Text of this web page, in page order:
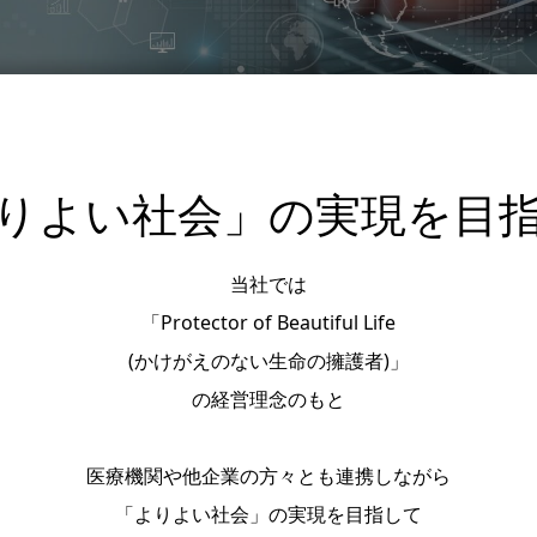
よい社会」の実現を目
当社では
「Protector of Beautiful Life
(かけがえのない生命の擁護者)」
の経営理念のもと
医療機関や他企業の方々とも連携しながら
「よりよい社会」の実現を目指して